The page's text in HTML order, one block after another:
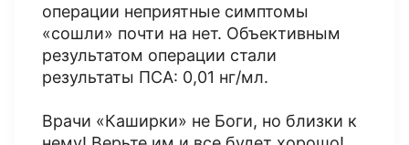
операции неприятные симптомы
«сошли» почти на нет. Объективным
результатом операции стали
результаты ПСА: 0,01 нг/мл.
Врачи «Каширки» не Боги, но близки к